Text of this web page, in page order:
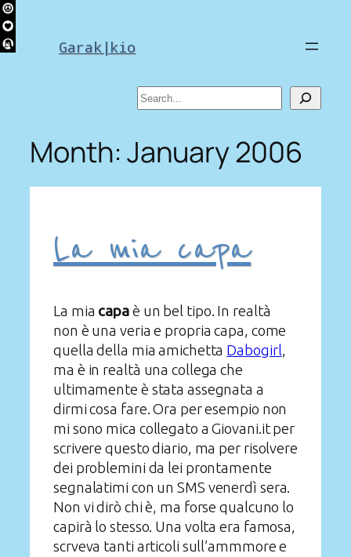
Skip
to
content Garak|kio
Search
Month:January 2006
La mia capa
La mia capaè un bel tipo. In realtà
non è una veria e propria capa, come
quella della mia amichetta Dabogirl,
ma è in realtà una collega che
ultimamente è stata assegnata a
dirmi cosa fare. Ora per esempio non
mi sono mica collegato a Giovani.it per
scrivere questo diario, ma per risolvere
dei problemini da lei prontamente
segnalatimi con un SMS venerdì sera.
Non vi dirò chi è, ma forse qualcuno lo
capirà lo stesso. Una volta era famosa,
scrveva tanti articoli sull’ammmore e